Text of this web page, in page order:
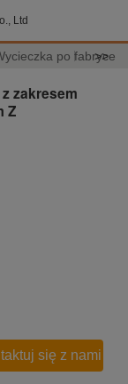
Ltd
po fabryce
>>
zakresem
Z
się z nami